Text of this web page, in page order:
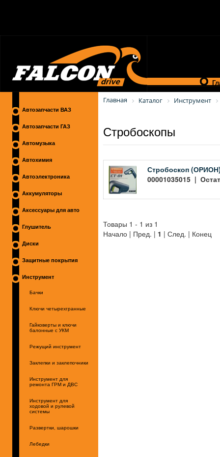
Автозапчасти ВАЗ
Автозапчасти ГАЗ
Автомузыка
Автохимия
Автоэлектроника
Аккумуляторы
Аксессуары для авто
Глушитель
Диски
Защитные покрытия
Инструмент
Бачки
Ключи четырехгранные
Гайковерты и ключи
балонные с УКМ
Режущий инструмент
Заклепки и заклепочники
Инструмент для
ремонта ГРМ и ДВС
Инструмент для
ходовой и рулевой
системы
Развертки, шарошки
Лебедки
Главная Каталог Инструмент
Стробоскопы
Стробоскоп
00001035015 |
Товары 1 - 1 из 1
Начало | Пред. | 1 | След. | Конец